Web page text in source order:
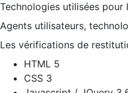
Technologies utilisées
Agents utilisateurs,
Les vérifications de
HTML 5
CSS 3